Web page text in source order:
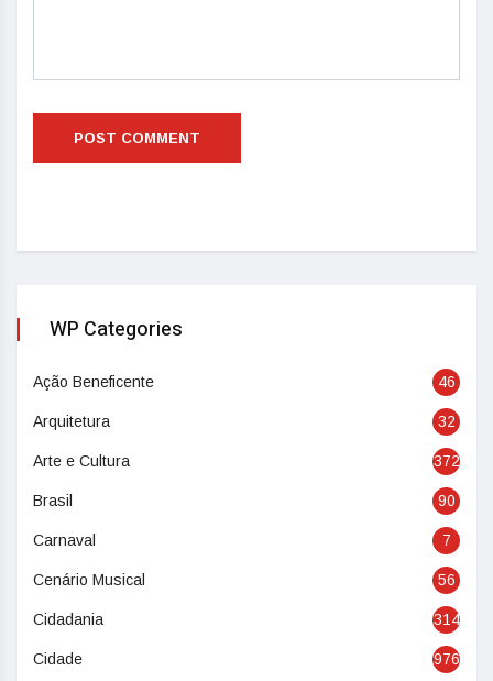
WP Categories
Ação Beneficente 46
Arquitetura 32
Arte e Cultura 372
Brasil 90
Carnaval 7
Cenário Musical 56
Cidadania 314
Cidade 976